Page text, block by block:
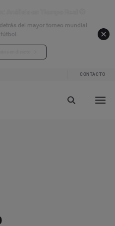
del mayor torneo mundial
fútbol.
CONTACTO